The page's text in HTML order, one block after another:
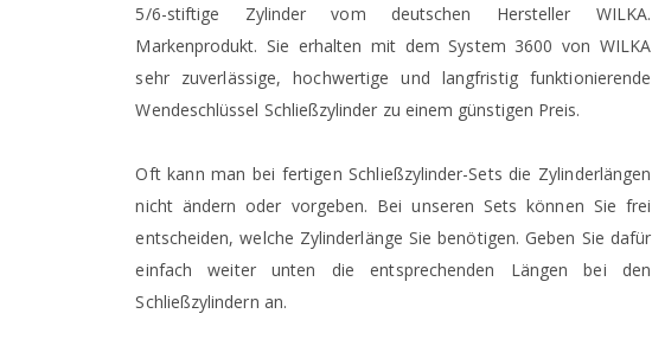
5/6-stiftige Zylinder vom deutschen Hersteller WILKA.
Markenprodukt. Sie erhalten mit dem System 3600 von WILKA
sehr zuverlässige, hochwertige und langfristig funktionierende
Wendeschlüssel Schließzylinder zu einem günstigen Preis.
Oft kann man bei fertigen Schließzylinder-Sets die Zylinderlängen
nicht ändern oder vorgeben. Bei unseren Sets können Sie frei
entscheiden, welche Zylinderlänge Sie benötigen. Geben Sie dafür
einfach weiter unten die entsprechenden Längen bei den
Schließzylindern an.